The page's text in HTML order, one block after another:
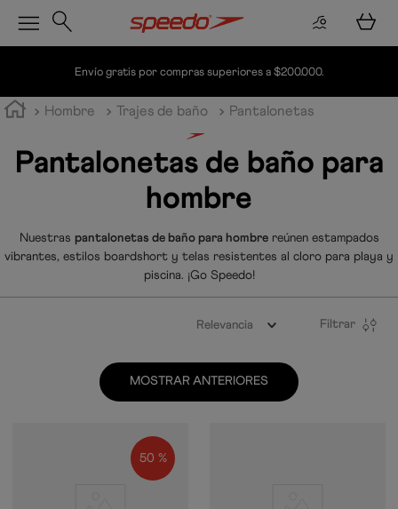
superiores a $200.000.
Hombre Trajes de baño Pantalonetas
Pantalonetas de baño para
hombre
Nuestras pantalonetas de baño para hombrereúnen estampados
vibrantes, estilos boardshort y telas resistentes al cloro para playa y
piscina. ¡Go Speedo!
Relevancia Filtrar
MOSTRAR ANTERIORES
50 %